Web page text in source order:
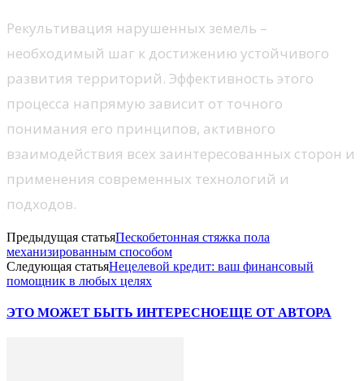
Рекультивация нарушенных земель –
необходимый шаг к достижению устойчивого
развития территорий. Эффективность этого
процесса напрямую зависит от точного
понимания его принципов, активного
взаимодействия всех заинтересованных сторон и
применения современных технологий и
подходов.
Предыдущая статьяПескобетонная стяжка пола
механизированным способом
Следующая статьяНецелевой кредит: ваш финансовый
помощник в любых целях
ЭТО МОЖЕТ БЫТЬ ИНТЕРЕСНОЕЩЕ ОТ АВТОРА